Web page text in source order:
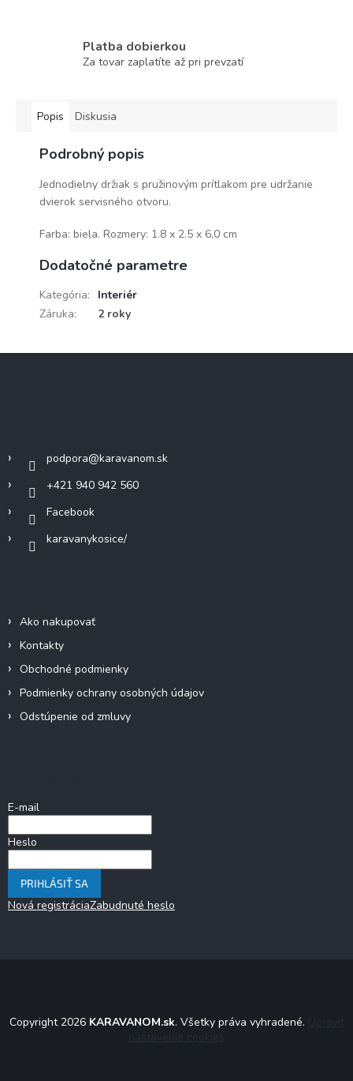
Platba dobierkou
Za tovar zaplatíte až pri prevzatí
Popis Diskusia
Podrobný popis
Jednodielny držiak s pružinovým prítlakom pre udržanie
dvierok servisného otvoru.
Farba: biela. Rozmery: 1.8 x 2.5 x 6,0 cm
Dodatočné parametre
Kategória:
Interiér
Záruka: 2 roky
podpora@karavanom.sk
+421 940 942 560
Facebook
karavanykosice/
Ako nakupovať
Kontakty
Obchodné podmienky
Podmienky ochrany osobných údajov
Odstúpenie od zmluvy
E-mail
Heslo
PRIHLÁSIŤ SA
Nová registráciaZabudnuté heslo
Copyright 2026 KARAVANOM.sk. Všetky práva vyhradené.